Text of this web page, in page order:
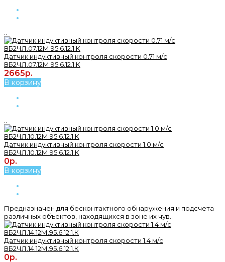
Датчик индуктивный контроля скорости 0.71 м/с
ВБ2ЧЛ.07.12М.95.6.12.1.К
2665р.
В корзину
Датчик индуктивный контроля скорости 1.0 м/с
ВБ2ЧЛ.10.12М.95.6.12.1.К
0р.
В корзину
Предназначен для бесконтактного обнаружения и подсчета
различных объектов, находящихся в зоне их чув..
Датчик индуктивный контроля скорости 1.4 м/с
ВБ2ЧЛ.14.12М.95.6.12.1.К
0р.